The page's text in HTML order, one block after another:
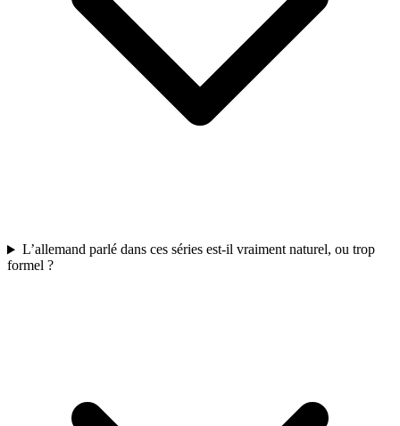
L’allemand parlé dans ces séries est-il vraiment naturel, ou trop
formel ?